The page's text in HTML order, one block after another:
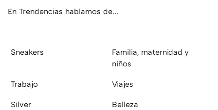
En Trendencias hablamos de...
Sneakers
Familia, maternidad y
niños
Trabajo Viajes
Silver Belleza